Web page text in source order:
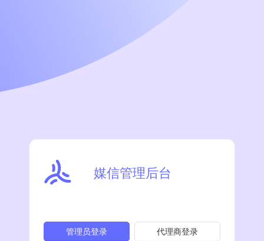
媒信管理后台
管理员登录 代理商登录